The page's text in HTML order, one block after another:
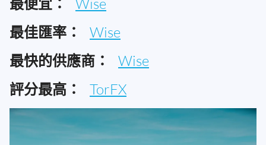
最便宜： Wise
最佳匯率： Wise
最快的供應商： Wise
評分最高： TorFX